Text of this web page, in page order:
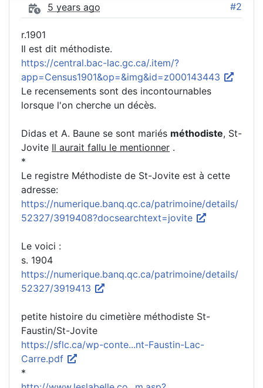
5 years ago #2
r.1901
Il est dit méthodiste.
https://central.bac-lac.gc.ca/.item/?
app=Census1901&op=&img&id=z000143443
Le recensements sont des incontournables
lorsque l'on cherche un décès.
Didas et A. Baune se sont mariés méthodiste, St-
Jovite Il aurait fallu le mentionner .
*
Le registre Méthodiste de St-Jovite est à cette
adresse:
https://numerique.banq.qc.ca/patrimoine/details/
52327/3919408?docsearchtext=jovite
Le voici :
s. 1904
https://numerique.banq.qc.ca/patrimoine/details/
52327/3919413
petite histoire du cimetière méthodiste St-
Faustin/St-Jovite
https://sflc.ca/wp-conte...nt-Faustin-Lac-
Carre.pdf
*